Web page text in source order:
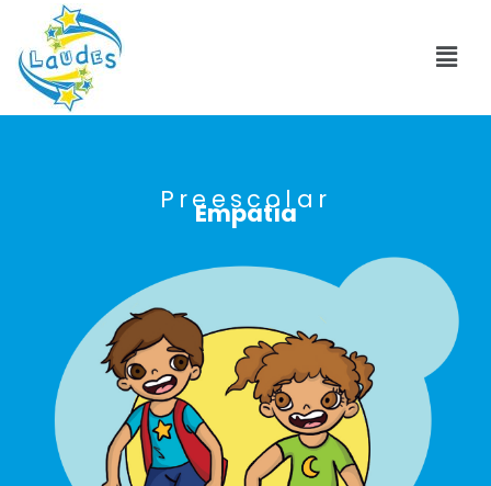
Preescolar
Empatía